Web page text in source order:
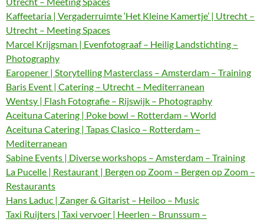
Kaffeetaria | Vergaderruimte ‘Het Kleine Kamertje’ | Utrecht –
Utrecht – Meeting Spaces
Marcel Krijgsman | Evenfotograaf – Heilig Landstichting –
Photography
Earopener | Storytelling Masterclass – Amsterdam – Training
Baris Event | Catering – Utrecht – Mediterranean
Wentsy | Flash Fotografie – Rijswijk – Photography
Aceituna Catering | Poke bowl – Rotterdam – World
Aceituna Catering | Tapas Clasico – Rotterdam –
Mediterranean
Sabine Events | Diverse workshops – Amsterdam – Training
La Pucelle | Restaurant | Bergen op Zoom – Bergen op Zoom –
Restaurants
Hans Laduc | Zanger & Gitarist – Heiloo – Music
Taxi Ruijters | Taxi vervoer | Heerlen – Brunssum –